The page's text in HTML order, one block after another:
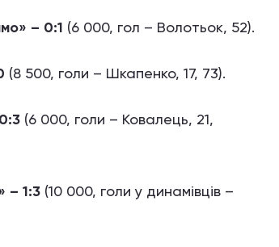
– 0:1 (6 000, гол – Волотьок, 52).
(8 500, голи – Шкапенко, 17, 73).
(6 000, голи – Ковалець, 21,
– 1:3 (10 000, голи у динамівців –